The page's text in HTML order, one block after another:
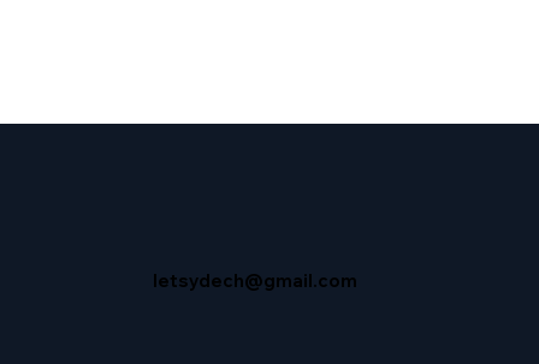
letsydech@gmail.com